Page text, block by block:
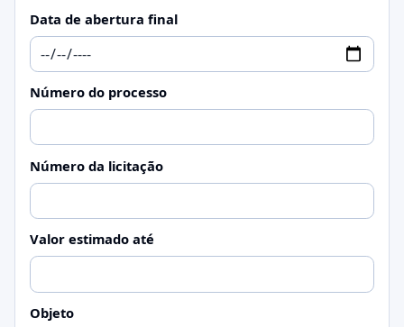
Data de abertura final
Número do processo
Número da licitação
Valor estimado até
Objeto